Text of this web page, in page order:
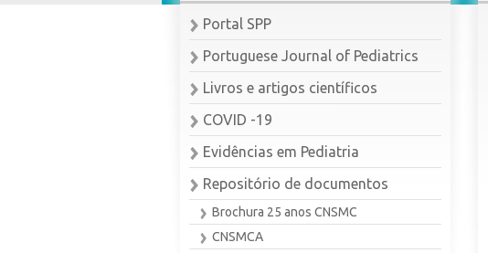
Portal SPP
Portuguese Journal of Pediatrics
Livros e artigos científicos
COVID -19
Evidências em Pediatria
Repositório de documentos
Brochura 25 anos CNSMC
CNSMCA